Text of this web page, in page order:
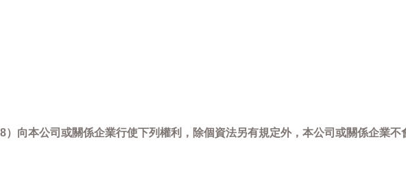
向本公司或關係企業行使下列權利，除個資法另有規定外，本公司或關係企業不